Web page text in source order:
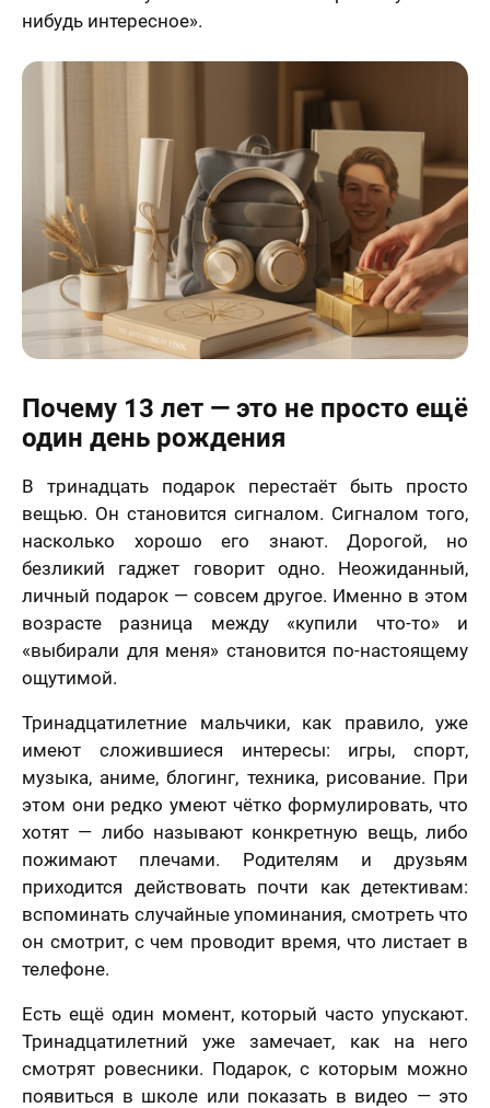
нибудь интересное».
Почему 13 лет — это не просто ещё
один день рождения
В тринадцать подарок перестаёт быть просто
вещью. Он становится сигналом. Сигналом того,
насколько хорошо его знают. Дорогой, но
безликий гаджет говорит одно. Неожиданный,
личный подарок — совсем другое. Именно в этом
возрасте разница между «купили что-то» и
«выбирали для меня» становится по-настоящему
ощутимой.
Тринадцатилетние мальчики, как правило, уже
имеют сложившиеся интересы: игры, спорт,
музыка, аниме, блогинг, техника, рисование. При
этом они редко умеют чётко формулировать, что
хотят — либо называют конкретную вещь, либо
пожимают плечами. Родителям и друзьям
приходится действовать почти как детективам:
вспоминать случайные упоминания, смотреть что
он смотрит, с чем проводит время, что листает в
телефоне.
Есть ещё один момент, который часто упускают.
Тринадцатилетний уже замечает, как на него
смотрят ровесники. Подарок, с которым можно
появиться в школе или показать в видео — это